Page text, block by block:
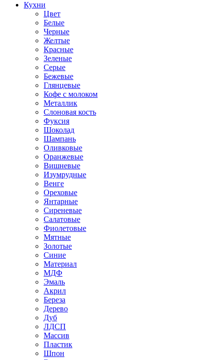
Кухни
Цвет
Белые
Черные
Желтые
Красные
Зеленые
Серые
Бежевые
Глянцевые
Кофе с молоком
Металлик
Слоновая кость
Фуксия
Шоколад
Шампань
Оливковые
Оранжевые
Вишневые
Изумрудные
Венге
Ореховые
Янтарные
Сиреневые
Салатовые
Фиолетовые
Мятные
Золотые
Синие
Материал
МДФ
Эмаль
Акрил
Береза
Дерево
Дуб
ЛДСП
Массив
Пластик
Шпон